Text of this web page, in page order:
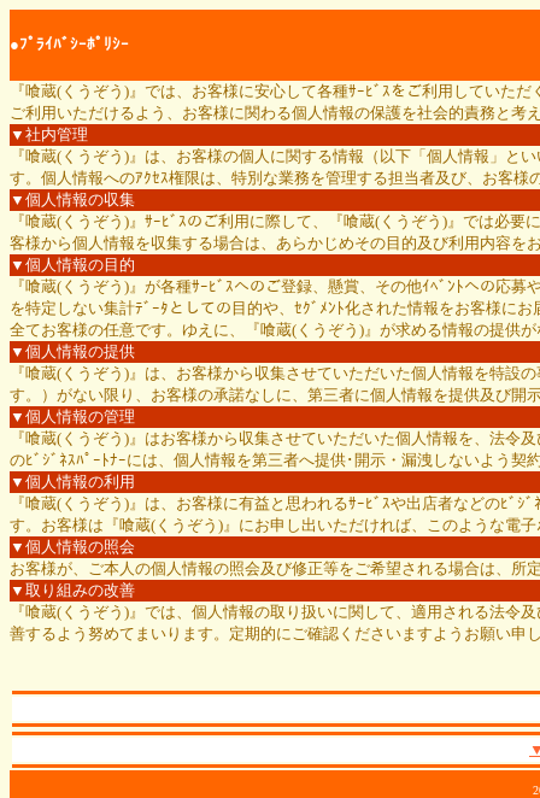
●ﾌﾟﾗｲﾊﾞｼｰﾎﾟﾘｼｰ
『喰蔵(くうぞう)』では、お客様に安心して各種ｻｰﾋﾞｽをご利用していた
ご利用いただけるよう、お客様に関わる個人情報の保護を社会的責務と考
▼社内管理
『喰蔵(くうぞう)』は、お客様の個人に関する情報（以下「個人情報」
す。個人情報へのｱｸｾｽ権限は、特別な業務を管理する担当者及び、お客
▼個人情報の収集
『喰蔵(くうぞう)』ｻｰﾋﾞｽのご利用に際して、『喰蔵(くうぞう)』では必
客様から個人情報を収集する場合は、あらかじめその目的及び利用内容
▼個人情報の目的
『喰蔵(くうぞう)』が各種ｻｰﾋﾞｽへのご登録、懸賞、その他ｲﾍﾞﾝﾄへの応
を特定しない集計ﾃﾞｰﾀとしての目的や、ｾｸﾞﾒﾝﾄ化された情報をお客様に
全てお客様の任意です。ゆえに、『喰蔵(くうぞう)』が求める情報の提供
▼個人情報の提供
『喰蔵(くうぞう)』は、お客様から収集させていただいた個人情報を特
す。）がない限り、お客様の承諾なしに、第三者に個人情報を提供及び開
▼個人情報の管理
『喰蔵(くうぞう)』はお客様から収集させていただいた個人情報を、法
のﾋﾞｼﾞﾈｽﾊﾟｰﾄﾅｰには、個人情報を第三者へ提供･開示・漏洩しないよう
▼個人情報の利用
『喰蔵(くうぞう)』は、お客様に有益と思われるｻｰﾋﾞｽや出店者などのﾋﾞ
す。お客様は『喰蔵(くうぞう)』にお申し出いただければ、このような電
▼個人情報の照会
お客様が、ご本人の個人情報の照会及び修正等をご希望される場合は、
▼取り組みの改善
『喰蔵(くうぞう)』では、個人情報の取り扱いに関して、適用される法
善するよう努めてまいります。定期的にご確認くださいますようお願い申